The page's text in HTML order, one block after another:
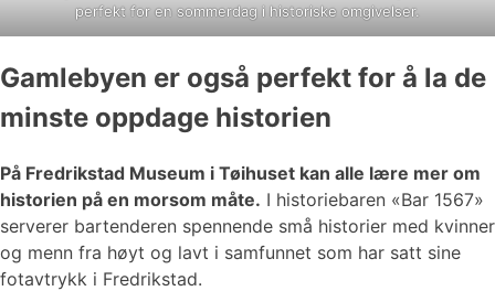
perfekt for en sommerdag i historiske omgivelser.
Gamlebyen er også perfekt for å la de
minste oppdage historien
På Fredrikstad Museum i Tøihuset kan alle lære mer om
historien på en morsom måte. I historiebaren «Bar 1567»
serverer bartenderen spennende små historier med kvinner
og menn fra høyt og lavt i samfunnet som har satt sine
fotavtrykk i Fredrikstad.